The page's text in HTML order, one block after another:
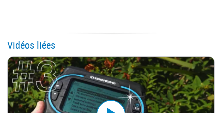
Vidéos liées